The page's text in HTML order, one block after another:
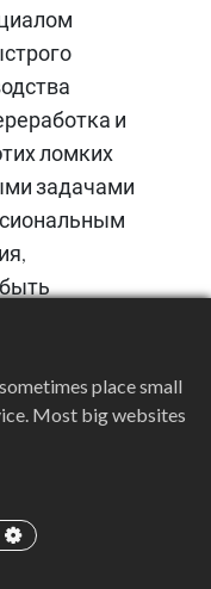
Español
и
ломких
задачами
привносит
замкнутого
ASE
place small
Most big websites